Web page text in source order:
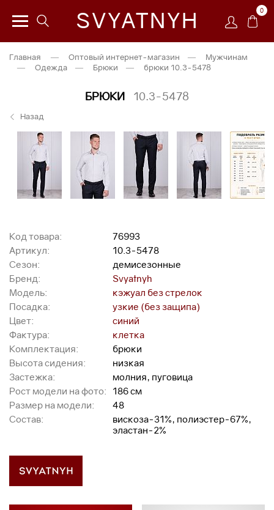
SVYATNYH 0
Главная — Оптовый интернет-магазин —
Мужчинам
—
Одежда — Брюки — брюки 10.3-5478
БРЮКИ 10.3-5478
Назад
Код товара:
76993
Артикул:
10.3-5478
Сезон:
демисезонные
Бренд:
Svyatnyh
Модель:
кэжуал без стрелок
Посадка:
узкие (без защипа)
Цвет:
синий
Фактура:
клетка
Комплектация:
брюки
Высота сидения:
низкая
Застежка:
молния, пуговица
Рост модели на фото:
186 см
Размер на модели:
48
Состав:
вискоза-31%, полиэстер-67%,
эластан-2%